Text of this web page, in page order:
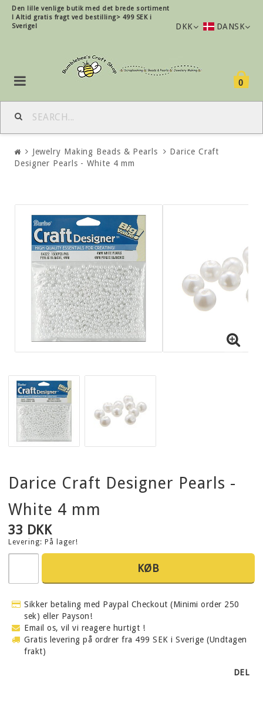
Den lille venlige butik med det brede sortiment
! Altid gratis fragt ved bestilling> 499 SEK i
Sverige!
DKK DANSK
0
Jewelry Making Beads & Pearls
Darice Craft
Designer Pearls - White 4 mm
Darice Craft Designer Pearls -
White 4 mm
33 DKK
Levering: På lager!
KØB
Sikker betaling med Paypal Checkout (Minimi order 250
sek) eller Payson!
Email os, vil vi reagere hurtigt !
Gratis levering på ordrer fra 499 SEK i Sverige (Undtagen
frakt)
DEL